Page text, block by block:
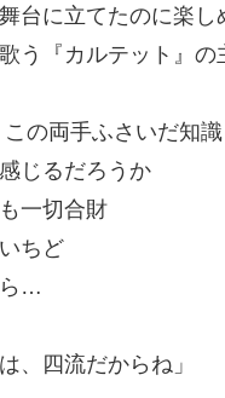
台に立てたのに楽し
う『カルテット』
の両手ふさいだ知識
じるだろうか
一切合財
ちど
ら…
、四流だからね」